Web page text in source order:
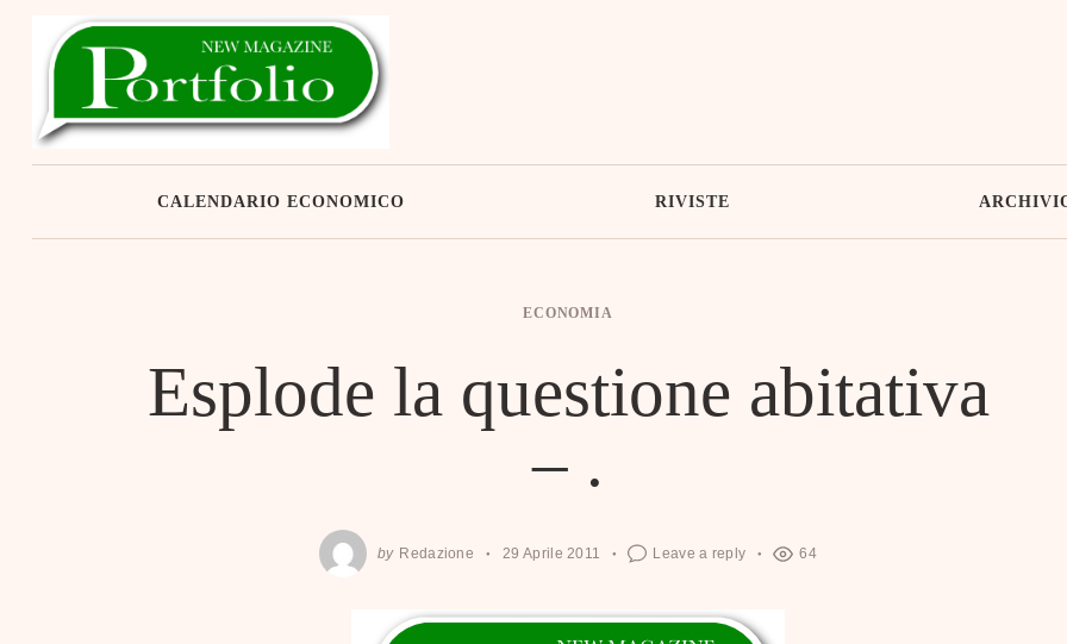
CALENDARIO ECONOMICO RIVISTE
ECONOMIA
Esplode la questione abitativa
– .
by Redazione 29 Aprile 2011 Leave a reply 64